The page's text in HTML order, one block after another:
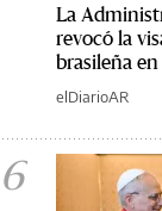
La
revocó la
brasileña
elDiarioAR
6